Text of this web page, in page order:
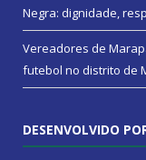
Negra: dignidade,
Vereadores de
futebol no distrito de
DESENVOLVIDO